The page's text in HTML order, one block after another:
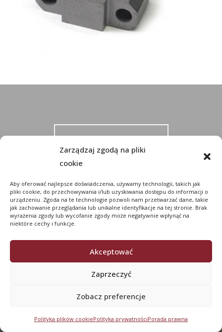
Zarządzaj zgodą na pliki
cookie
Aby oferować najlepsze doświadczenia, używamy technologii, takich jak
pliki cookie, do przechowywania i/lub uzyskiwania dostępu do informacji o
urządzeniu. Zgoda na te technologie pozwoli nam przetwarzać dane, takie
jak zachowanie przeglądania lub unikalne identyfikacje na tej stronie. Brak
wyrażenia zgody lub wycofanie zgody może negatywnie wpłynąć na
niektóre cechy i funkcje.
Akceptować
Zaprzeczyć
Zobacz preferencje
Polityka plików cookiePolityka prywatnościPorada prawna
Kontakt FMD Carbide
KONTAKT
Gudarien, 18 - 48970 Basauri
Telefon:+34 94 475 18 00